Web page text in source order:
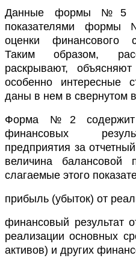
Данные формы №5
показателями
оценки финансового
Таким образом,
раскрывают,
особенно интересные
даны в нем в свернутом
Форма №2 содержит
финансовых
предприятия за
величина
слагаемые этого
прибыль (убыток) от
финансовый результат
реализации основных
активов) и других